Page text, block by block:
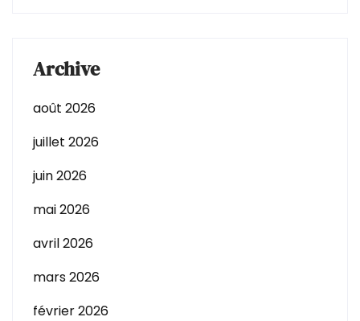
Archive
août 2026
juillet 2026
juin 2026
mai 2026
avril 2026
mars 2026
février 2026